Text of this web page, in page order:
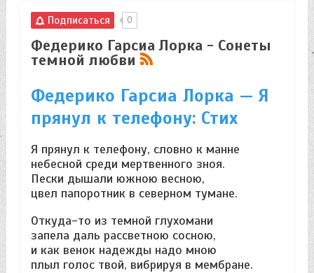
Подписаться 0
Федерико Гарсиа Лорка - Сонеты
темной любви
Федерико Гарсиа Лорка — Я
прянул к телефону: Стих
Я прянул к телефону, словно к манне
небесной среди мертвенного зноя.
Пески дышали южною весною,
цвел папоротник в северном тумане.
Откуда-то из темной глухомани
запела даль рассветною сосною,
и как венок надежды надо мною
плыл голос твой, вибрируя в мембране.